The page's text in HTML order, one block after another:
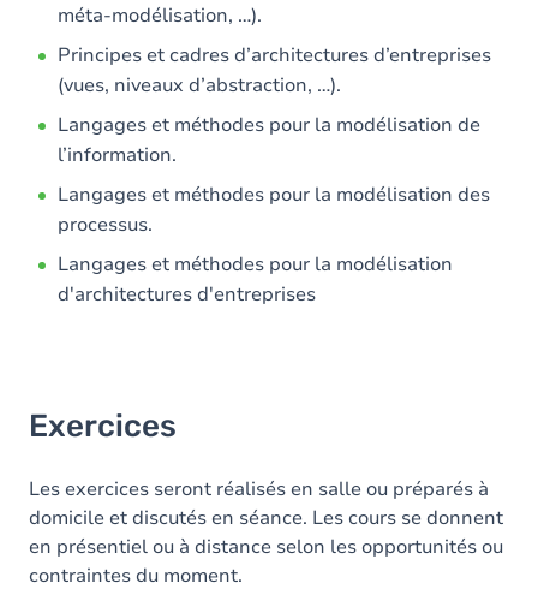
méta-modélisation, …).
Principes et cadres d’architectures d’entreprises
(vues, niveaux d’abstraction, …).
Langages et méthodes pour la modélisation de
l’information.
Langages et méthodes pour la modélisation des
processus.
Langages et méthodes pour la modélisation
d'architectures d'entreprises
Exercices
Les exercices seront réalisés en salle ou préparés à
domicile et discutés en séance. Les cours se donnent
en présentiel ou à distance selon les opportunités ou
contraintes du moment.